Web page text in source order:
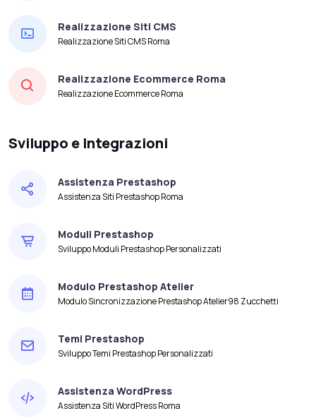
Realizzazione Siti CMS
Realizzazione Siti CMS Roma
Realizzazione Ecommerce Roma
Realizzazione Ecommerce Roma
Sviluppo e Integrazioni
Assistenza Prestashop
Assistenza Siti Prestashop Roma
Moduli Prestashop
Sviluppo Moduli Prestashop Personalizzati
Modulo Prestashop Atelier
Modulo Sincronizzazione Prestashop Atelier98 Zucchetti
Temi Prestashop
Sviluppo Temi Prestashop Personalizzati
Assistenza WordPress
Assistenza Siti WordPress Roma